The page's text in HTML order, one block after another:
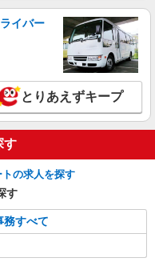
イバー
とりあえずキープ
す
の求人を探す
す
務すべて